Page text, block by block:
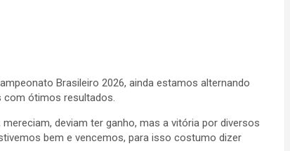
Brasileiro 2026, ainda estamos alternando
com ótimos resultados.
deviam ter ganho, mas a vitória por diversos
bem e vencemos, para isso costumo dizer